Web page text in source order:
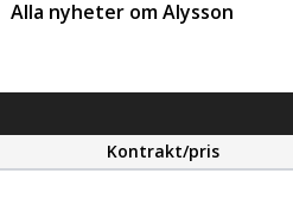
Alla nyheter om Alysson
Kontrakt/pris